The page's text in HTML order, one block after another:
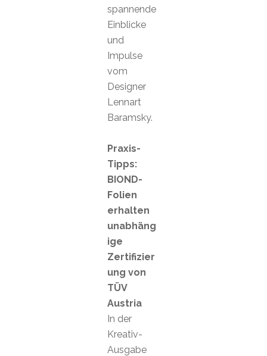
spannende
Einblicke
und
Impulse
vom
Designer
Lennart
Baramsky.
Praxis-
Tipps:
BIOND-
Folien
erhalten
unabhäng
ige
Zertifizier
ung von
TÜV
Austria
In der
Kreativ-
Ausgabe